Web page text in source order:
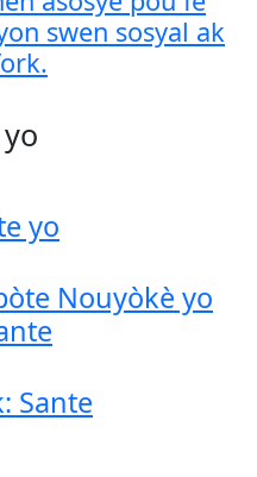
swen sosyal ak
yo
Nouyòkè yo
Sante